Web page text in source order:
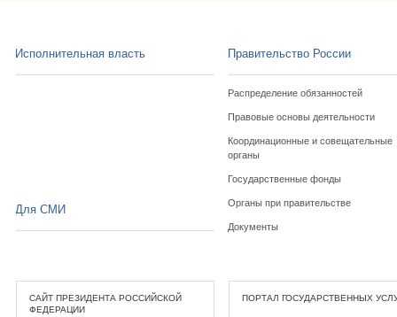
Исполнительная власть Правительство России
Распределение обязанностей
Правовые основы деятельности
Координационные и совещательные
органы
Государственные фонды
Органы при правительстве
Документы
Для СМИ
САЙТ ПРЕЗИДЕНТА РОССИЙСКОЙ
ФЕДЕРАЦИИ
ПОРТАЛ ГОСУДАРСТВЕННЫХ